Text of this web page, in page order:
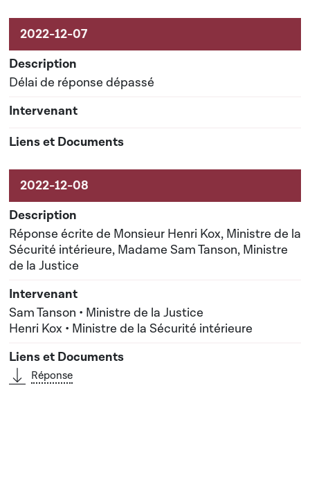
Délai de réponse dépassé
Réponse écrite de Monsieur Henri Kox, Ministre de la
Sécurité intérieure, Madame Sam Tanson, Ministre
de la Justice
Sam Tanson • Ministre de la Justice
Henri Kox • Ministre de la Sécurité intérieure
Réponse